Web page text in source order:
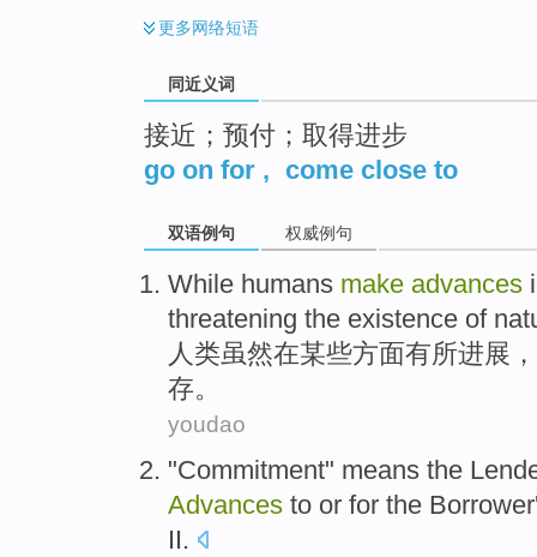
更多网络短语
同近义词
接近；预付；取得进步
go on for , come close to
双语例句 权威例句
While humans make advances
threatening the existence of
人类虽然在某些方面有所进展，
存。
youdao
"Commitment" means the
Advances to or for the Borrower
II.